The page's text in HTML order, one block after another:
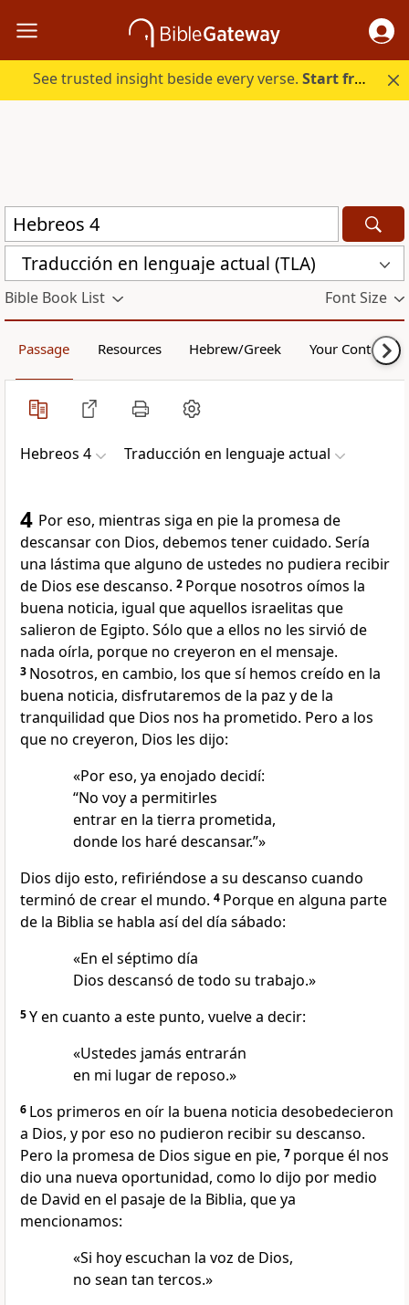
See trusted insight beside every verse.Start free.
Traducción en lenguaje actual (TLA)
Bible Book List Font Size
Passage Resources Hebrew/Greek Your Content
Hebreos 4 Traducción en lenguaje actual
4 Por eso, mientras siga en pie la promesa de
descansar con Dios, debemos tener cuidado. Sería
una lástima que alguno de ustedes no pudiera recibir
de Dios ese descanso. 2 Porque nosotros oímos la
buena noticia, igual que aquellos israelitas que
salieron de Egipto. Sólo que a ellos no les sirvió de
nada oírla, porque no creyeron en el mensaje.
3 Nosotros, en cambio, los que sí hemos creído en la
buena noticia, disfrutaremos de la paz y de la
tranquilidad que Dios nos ha prometido. Pero a los
que no creyeron, Dios les dijo:
«Por eso, ya enojado decidí:
“No voy a permitirles
entrar en la tierra prometida,
donde los haré descansar.”»
Dios dijo esto, refiriéndose a su descanso cuando
terminó de crear el mundo. 4 Porque en alguna parte
de la Biblia se habla así del día sábado:
«En el séptimo día
Dios descansó de todo su trabajo.»
5Y en cuanto a este punto, vuelve a decir:
«Ustedes jamás entrarán
en mi lugar de reposo.»
6 Los primeros en oír la buena noticia desobedecieron
a Dios, y por eso no pudieron recibir su descanso.
Pero la promesa de Dios sigue en pie, 7 porque él nos
dio una nueva oportunidad, como lo dijo por medio
de David en el pasaje de la Biblia, que ya
mencionamos:
«Si hoy escuchan la voz de Dios,
no sean tan tercos.»